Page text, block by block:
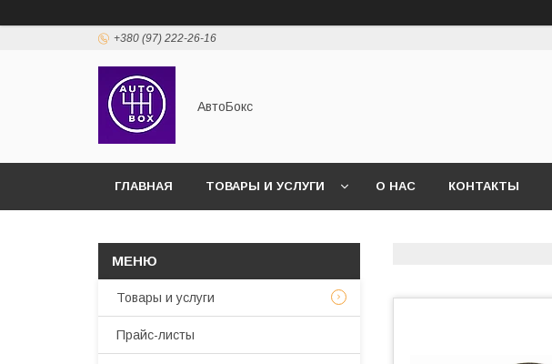
+380 (97) 222-26-16
АвтоБокс
ГЛАВНАЯ ТОВАРЫ И УСЛУГИ О НАС КОНТАКТЫ
Товары и услуги
Прайс-листы